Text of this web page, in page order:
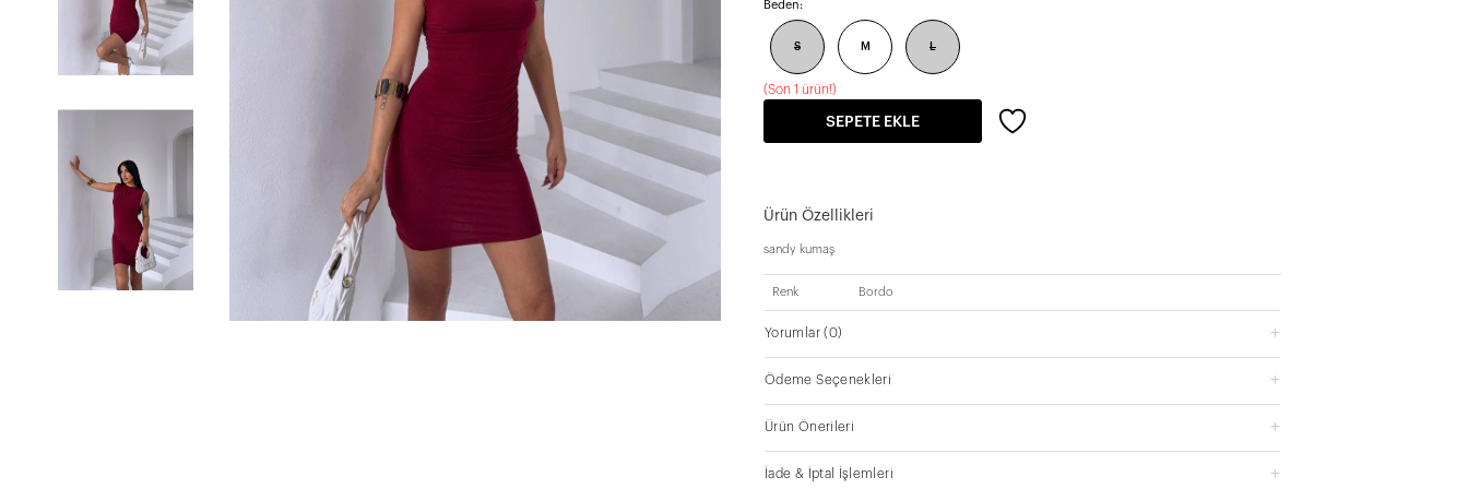
Beden:
S M L
(Son 1 ürün!)
SEPETE EKLE
Ürün Özellikleri
sandy kumaş
Renk Bordo
Yorumlar(0)
Ödeme Seçenekleri
Ürün Önerileri
İade & İptal İşlemleri